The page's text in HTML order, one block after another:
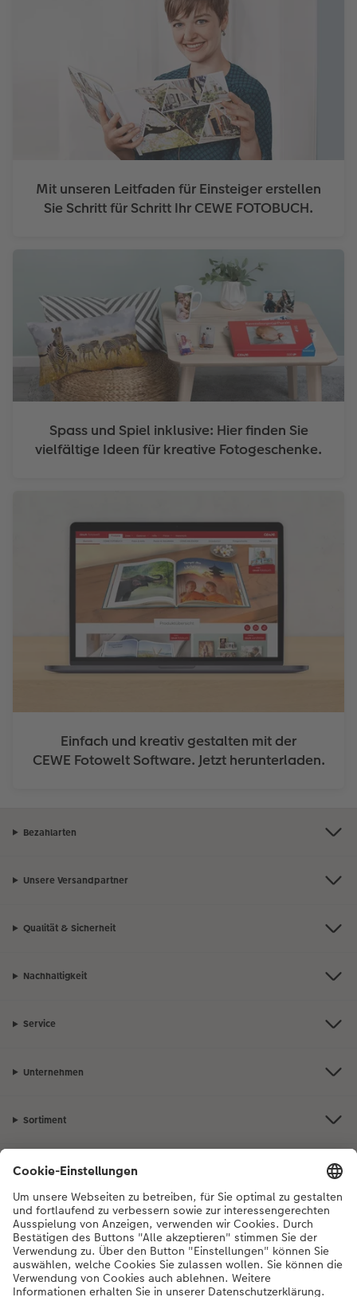
Mit unseren Leitfaden für Einsteiger erstellen
Sie Schritt für Schritt Ihr CEWE FOTOBUCH.
Spass und Spiel inklusive: Hier finden Sie
vielfältige Ideen für kreative Fotogeschenke.
Einfach und kreativ gestalten mit der
CEWE Fotowelt Software. Jetzt herunterladen.
Bezahlarten
Unsere Versandpartner
Qualität & Sicherheit
Nachhaltigkeit
Service
Unternehmen
Sortiment
Inspiration
Bei Fragen zu Produkten oder der Bestellung können Sie uns gerne von
Montag bis Samstag von 8:00 – 20:00 Uhr und Sonntag von 10:00 –
20:00 Uhr (gesetzliche Feiertage ausgenommen) unter der
Telefonnummer044 499 10 36kontaktieren.
DE |FR